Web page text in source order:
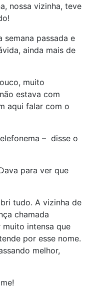
nossa vizinha, teve
semana passada e
ainda mais de
muito
estava com
aqui falar com o
– disse o
para ver que
tudo. A vizinha de
chamada
intensa que
por esse nome.
melhor,